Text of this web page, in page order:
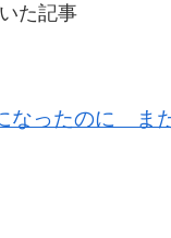
た記事
ったのに ま